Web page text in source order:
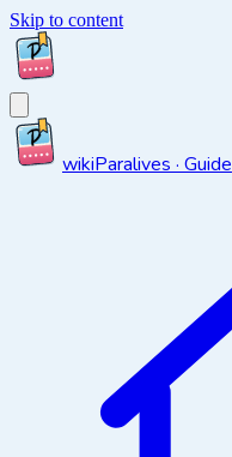
Skip to content
wikiParalives · Guide